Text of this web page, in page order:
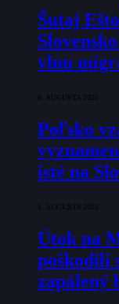
Šutaj
vlnu
6. AUGUSTA 2026
Poľsko
isté na
1. AUGUSTA 2026
Útok na
poškodili
zapálený